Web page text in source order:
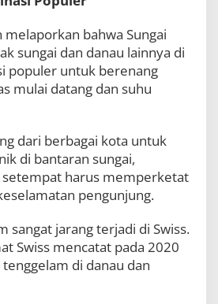
melaporkan bahwa Sungai
sungai dan danau lainnya di
populer untuk berenang
mulai datang dan suhu
dari berbagai kota untuk
di bantaran sungai,
harus memperketat
pengunjung.
sangat jarang terjadi di Swiss.
Swiss mencatat pada 2020
di danau dan